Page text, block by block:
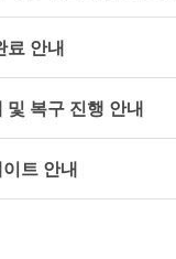
료 안내
복구 진행 안내
트 안내